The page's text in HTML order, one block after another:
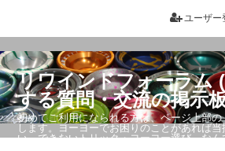
ユーザー
リワインドフォーラム
する質問・交流の掲示
初めてご利用になられる方は、ページ上部
します。ヨーヨーでお困りのことがあれば
い。できないトリック・ヨーヨー選び、な